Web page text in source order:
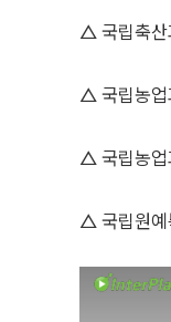
△ 국립축산
△ 국립농업
△ 국립농업
△ 국립원예